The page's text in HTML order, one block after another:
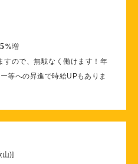
%増
すので、無駄なく働けます！年
等への昇進で時給UPもありま
山)]